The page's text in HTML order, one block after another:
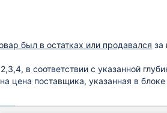
был в остатках или продавался за
в соответствии с указанной
цена поставщика, указанная в блоке